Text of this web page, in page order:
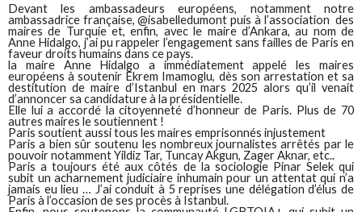
Devant les ambassadeurs européens, notamment notre
ambassadrice française, @isabelledumont puis à l’association des
maires de Turquie et, enfin, avec le maire d’Ankara, au nom de
Anne Hidalgo, j’ai pu rappeler l’engagement sans failles de Paris en
faveur droits humains dans ce pays.
la maire Anne Hidalgo a immédiatement appelé les maires
européens à soutenir Ekrem Imamoglu, dès son arrestation et sa
destitution de maire d’Istanbul en mars 2025 alors qu’il venait
d’annoncer sa candidature à la présidentielle.
Elle lui a accordé la citoyenneté d’honneur de Paris. Plus de 70
autres maires le soutiennent !
Paris soutient aussi tous les maires emprisonnés injustement
Paris a bien sûr soutenu les nombreux journalistes arrêtés par le
pouvoir notamment Yildiz Tar, Tuncay Akgun, Zager Aknar, etc..
Paris a toujours été aux côtés de la sociologie Pinar Selek qui
subit un acharnement judiciaire inhumain pour un attentat qui n’a
jamais eu lieu … J’ai conduit à 5 reprises une délégation d’élus de
Paris à l’occasion de ses procès à Istanbul.